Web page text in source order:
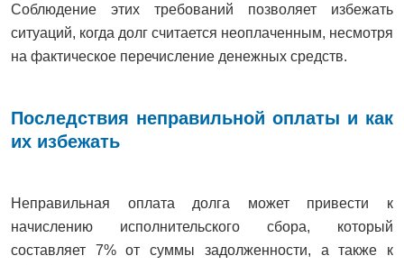
Соблюдение этих требований позволяет избежать
ситуаций, когда долг считается неоплаченным, несмотря
на фактическое перечисление денежных средств.
Последствия неправильной оплаты и как
их избежать
Неправильная оплата долга может привести к
начислению исполнительского сбора, который
составляет 7% от суммы задолженности, а также к